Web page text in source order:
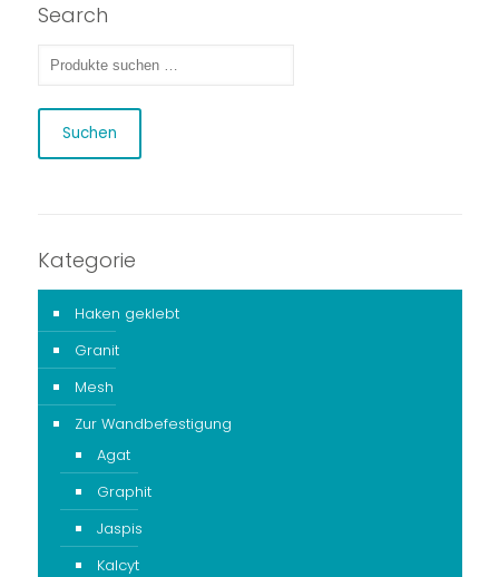
Search
Suchen
Kategorie
Haken geklebt
Granit
Mesh
Zur Wandbefestigung
Agat
Graphit
Jaspis
Kalcyt